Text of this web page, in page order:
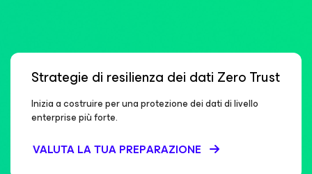
Strategie di resilienza dei dati Zero Trust
Inizia a costruire per una protezione dei dati di livello
enterprise più forte.
VALUTA LA TUA PREPARAZIONE